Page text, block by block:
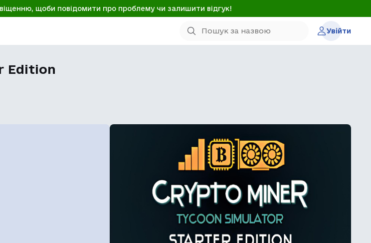
щоби повідомити про проблему чи залишити відгук!
Увійти
Edition